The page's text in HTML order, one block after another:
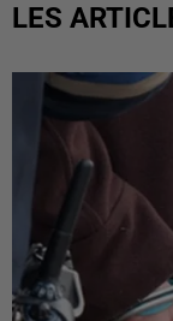
LES